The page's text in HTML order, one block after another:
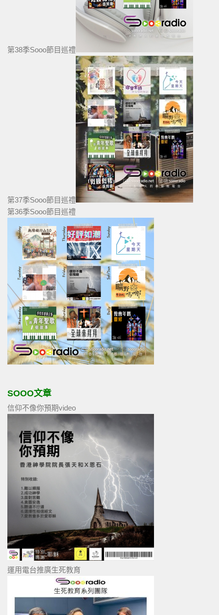
第38季Sooo節目巡禮
第37季Sooo節目巡禮
第36季Sooo節目巡禮
SOOO文章
信仰不像你預期video
運用電台推廣生死教育